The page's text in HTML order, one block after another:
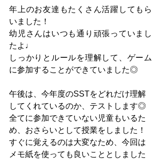
年上のお友達もたくさん活躍してもら
いました！
幼児さんはいつも通り頑張っていまし
たよ♩
しっかりとルールを理解して、ゲーム
に参加することができていました◎
午後は、今年度のSSTをどれだけ理解
してくれているのか、テストします◎
全てに参加できていない児童もいるた
め、おさらいとして授業をしました！
すぐに覚えるのは大変なため、今回は
メモ紙を使っても良いこととしました